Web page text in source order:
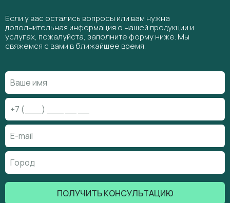
Если у вас остались вопросы или вам нужна
дополнительная информация о нашей продукции и
услугах, пожалуйста, заполните форму ниже. Мы
свяжемся с вами в ближайшее время.
ПОЛУЧИТЬ КОНСУЛЬТАЦИЮ